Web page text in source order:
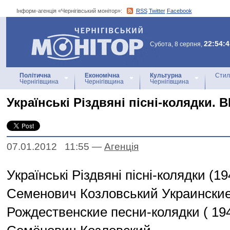
Інформ-агенція «Чернігівський монітор»: RSS Twitter Facebook
Інформ-агенція
«Чернігівський монітор»
Субота, 8 серпня,
Політична
Чернігівщина
Економічна
Чернігівщина
Культурна
Чернігівщина
Українські Різдвяні пісні-колядки.
07.01.2012 11:55 — Агенцiя
Українські Різдвяні пісні-колядки
Семенович Козловський
Рождественские песни-колядки (